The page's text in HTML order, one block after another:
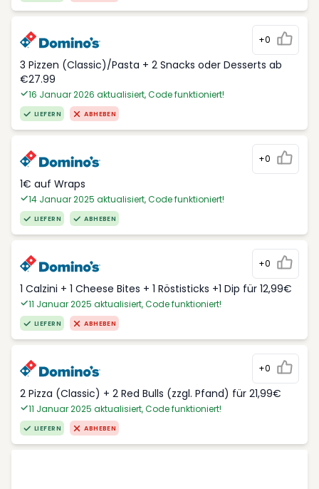
+0
3 Pizzen (Classic)/Pasta + 2 Snacks oder Desserts ab
€27.99
16 Januar 2026 aktualisiert, Code funktioniert!
LIEFERN ABHEBEN
+0
1€ auf Wraps
14 Januar 2025 aktualisiert, Code funktioniert!
LIEFERN ABHEBEN
+0
1 Calzini + 1 Cheese Bites + 1 Röstisticks +1 Dip für 12,99€
11 Januar 2025 aktualisiert, Code funktioniert!
LIEFERN ABHEBEN
+0
2 Pizza (Classic) + 2 Red Bulls (zzgl. Pfand) für 21,99€
11 Januar 2025 aktualisiert, Code funktioniert!
LIEFERN ABHEBEN